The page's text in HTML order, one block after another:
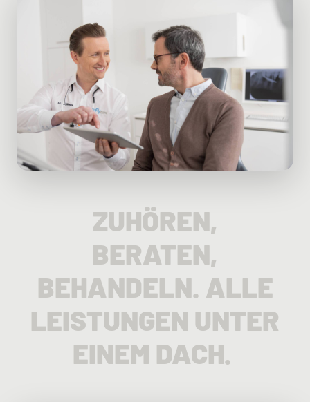
ZUHÖREN,
BERATEN,
BEHANDELN. ALLE
LEISTUNGEN UNTER
EINEM DACH.